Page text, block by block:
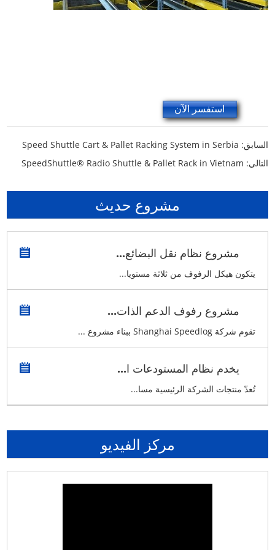
استفسر الآن
السابق: Speed Shuttle Cart & Pallet Racking System in Serbia
التالي: SpeedShuttle® Radio Shuttle & Pallet Rack in Vietnam
مشروع حديث
مشروع نظام نقل البضائع...
يتكون هيكل الرفوف من ثلاثة مستويا...
مشروع رفوف الدعم الذات...
تقوم شركة Shanghai Speedlog ببناء مشروع ...
يخدم نظام المستودعات ا...
تُعدّ منتجات الشركة الرئيسية مسا...
مركز الفيديو